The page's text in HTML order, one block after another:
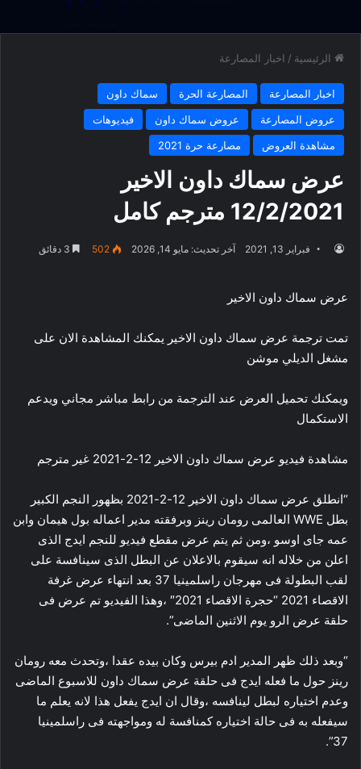
الرئيسية / اخبار المصارعة
اخبار المصارعة المصارعة الحرة
سماك داون
عروض المصارعة
عروض سماك داون
فيديوهات
مشاهدة العروض
مصارعة حرة 2021
عرض سماك داون الاخير
12/2/2021 مترجم كامل
فبراير 13, 2021 آخر تحديث: مايو 14, 2026 502
عرض سماك داون الاخير
تمت ترجمة عرض سماك داون الاخير يمكنك المشاهدة الان على
مشغل الديلي موشن
ويمكنك تحميل العرض عند الترجمة من رابط مباشر مجاني ويدعم
الاستكمال
مشاهدة فيديو عرض سماك داون الاخير 12-2-2021 غير مترجم
“انطلق عرض سماك داون الاخير 12-2-2021 بظهور النجم الكبير
بطل WWE العالمى رومان رينز وبرفقته مدير اعماله بول هيمان وابن
عمه جاى اوسو ،ومن ثم يتم عرض مقطع فيديو للنجم ايدج الذى
اعلن من خلاله انه سيقوم بالاعلان عن البطل الذى سينافسة على
لقب البطولة فى مهرجان راسلمينيا 37 بعد انتهاء عرض غرفة
الاقصاء 2021 “حجرة الاقصاء 2021″ ،وهذا الفيديو تم عرض فى
حلقة عرض الرو يوم الاثنين الماضى”.
“وبعد ذلك ظهر المدير ادم بيرس وكان بيده عقدا ،وتحدث معه رومان
رينز حول ما فعله ايدج فى حلقة عرض سماك داون للاسبوع الماضى
وعدم اختياره لبطل لينافسه ،وقال ان ايدج يفعل هذا لانه يعلم ما
سيفعله به فى حالة اختياره كمنافسة له ومواجهته فى راسلمينيا
37”.